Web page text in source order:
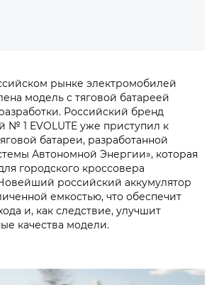
рынке электромобилей
модель с тяговой батареей
Российский бренд
№ 1 EVOLUTE уже приступил к
батареи, разработанной
Автономной Энергии», которая
городского кроссовера
Новейший российский аккумулятор
емкостью, что обеспечит
и, как следствие, улучшит
качества модели.